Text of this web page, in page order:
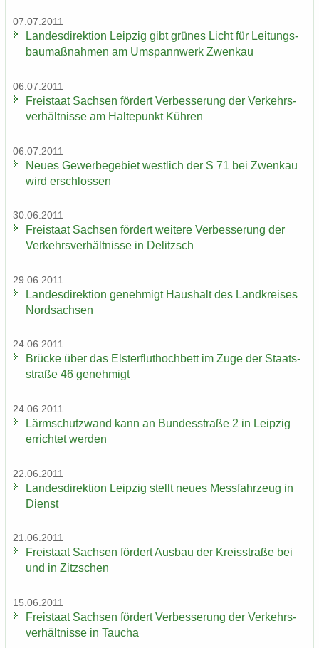
07.07.2011
Lan­des­di­rek­ti­on Leip­zig gibt grü­nes Licht für Lei­tungs­
bau­maß­nah­men am Um­spann­werk Zwenkau
06.07.2011
Frei­staat Sach­sen för­dert Ver­bes­se­rung der Ver­kehrs­
ver­hält­nis­se am Hal­te­punkt Küh­ren
06.07.2011
Neues Ge­wer­be­ge­biet west­lich der S 71 bei Zwenkau
wird er­schlos­sen
30.06.2011
Frei­staat Sach­sen för­dert wei­te­re Ver­bes­se­rung der
Ver­kehrs­ver­hält­nis­se in De­litzsch
29.06.2011
Lan­des­di­rek­ti­on ge­neh­migt Haus­halt des Land­krei­ses
Nord­sach­sen
24.06.2011
Brü­cke über das Els­ter­flut­hoch­bett im Zuge der Staats­
stra­ße 46 ge­neh­migt
24.06.2011
Lärm­schutz­wand kann an Bun­des­stra­ße 2 in Leip­zig
er­rich­tet wer­den
22.06.2011
Lan­des­di­rek­ti­on Leip­zig stellt neues Mess­fahr­zeug in
Dienst
21.06.2011
Frei­staat Sach­sen för­dert Aus­bau der Kreis­stra­ße bei
und in Zitz­schen
15.06.2011
Frei­staat Sach­sen för­dert Ver­bes­se­rung der Ver­kehrs­
ver­hält­nis­se in Tau­cha